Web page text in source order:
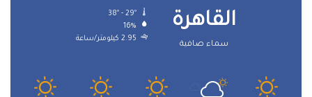
القاهرة
سماء صافية
16%
2.95 كيلومتر/ساعة